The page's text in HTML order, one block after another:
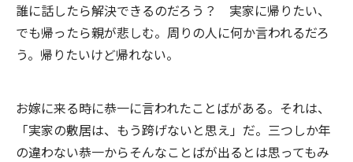
誰に話したら解決できるのだろう？ 実家に帰りたい、
でも帰ったら親が悲しむ。周りの人に何か言われるだろ
う。帰りたいけど帰れない。
お嫁に来る時に恭一に言われたことばがある。それは、
「実家の敷居は、もう跨げないと思え」だ。三つしか年
の違わない恭一からそんなことばが出るとは思ってもみ